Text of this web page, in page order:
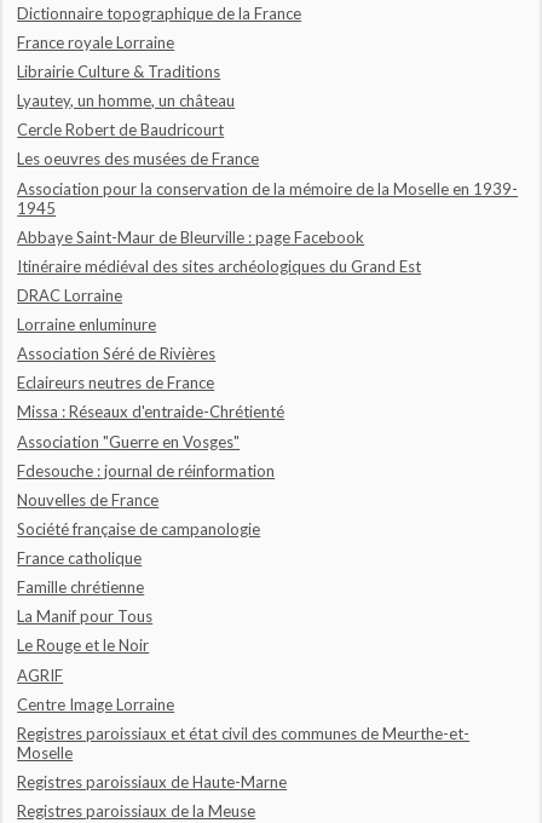
Dictionnaire topographique de la France
France royale Lorraine
Librairie Culture & Traditions
Lyautey, un homme, un château
Cercle Robert de Baudricourt
Les oeuvres des musées de France
Association pour la conservation de la mémoire de la Moselle en 1939-
1945
Abbaye Saint-Maur de Bleurville : page Facebook
Itinéraire médiéval des sites archéologiques du Grand Est
DRAC Lorraine
Lorraine enluminure
Association Séré de Rivières
Eclaireurs neutres de France
Missa : Réseaux d'entraide-Chrétienté
Association "Guerre en Vosges"
Fdesouche : journal de réinformation
Nouvelles de France
Société française de campanologie
France catholique
Famille chrétienne
La Manif pour Tous
Le Rouge et le Noir
AGRIF
Centre Image Lorraine
Registres paroissiaux et état civil des communes de Meurthe-et-
Moselle
Registres paroissiaux de Haute-Marne
Registres paroissiaux de la Meuse